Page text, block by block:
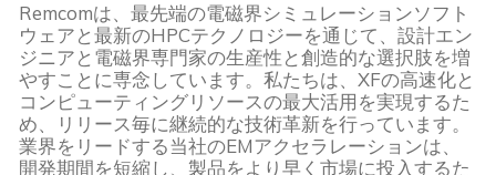
Remcomは、最先端の電磁界シミュレーションソフト
ウェアと最新のHPCテクノロジーを通じて、設計エン
ジニアと電磁界専門家の生産性と創造的な選択肢を増
やすことに専念しています。私たちは、XFの高速化と
コンピューティングリソースの最大活用を実現するた
め、リリース毎に継続的な技術革新を行っています。
業界をリードする当社のEMアクセラレーションは、
開発期間を短縮し、製品をより早く市場に投入するた